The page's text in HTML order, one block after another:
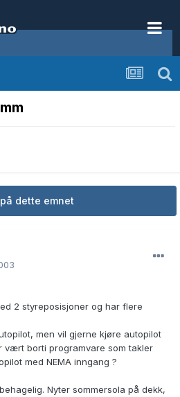
dette emnet
2 styreposisjoner og har flere
men vil gjerne kjøre autopilot
vært borti programvare som takler
med NEMA inngang ?
Nyter sommersola på dekk,